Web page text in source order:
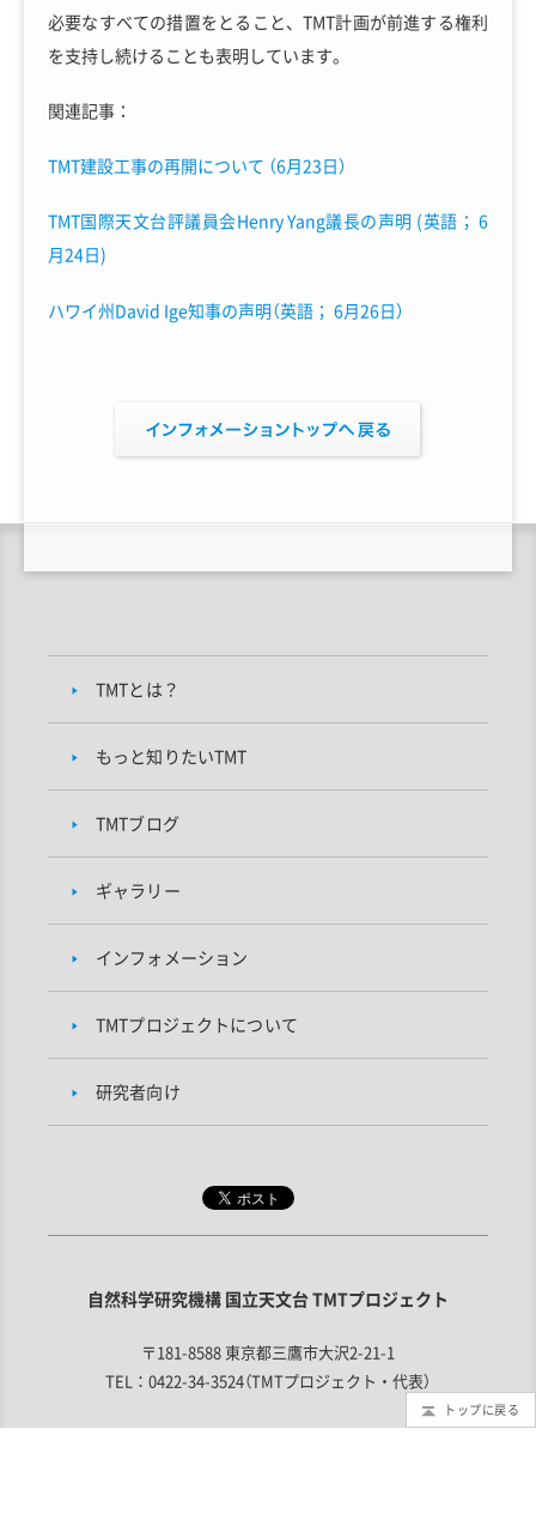
必要なすべての措置をとること、TMT計画が前進する権利
を支持し続けることも表明しています。
関連記事：
TMT建設工事の再開について （6月23日）
TMT国際天文台評議員会Henry Yang議長の声明 (英語； 6
月24日)
ハワイ州David Ige知事の声明（英語； 6月26日）
TMTとは？
もっと知りたいTMT
TMTブログ
ギャラリー
インフォメーション
TMTプロジェクトについて
研究者向け
自然科学研究機構 国立天文台 TMTプロジェクト
〒181-8588 東京都三鷹市大沢2-21-1
TEL：0422-34-3524（TMTプロジェクト・代表）
トップに戻る